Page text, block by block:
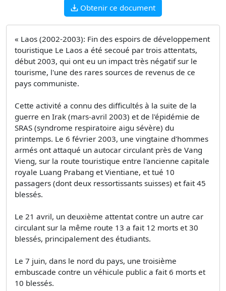
Obtenir ce document
« Laos (2002-2003): Fin des espoirs de développement
touristique Le Laos a été secoué par trois attentats,
début 2003, qui ont eu un impact très négatif sur le
tourisme, l'une des rares sources de revenus de ce
pays communiste.
Cette activité a connu des difficultés à la suite de la
guerre en Irak (mars-avril 2003) et de l'épidémie de
SRAS (syndrome respiratoire aigu sévère) du
printemps. Le 6 février 2003, une vingtaine d'hommes
armés ont attaqué un autocar circulant près de Vang
Vieng, sur la route touristique entre l'ancienne capitale
royale Luang Prabang et Vientiane, et tué 10
passagers (dont deux ressortissants suisses) et fait 45
blessés.
Le 21 avril, un deuxième attentat contre un autre car
circulant sur la même route 13 a fait 12 morts et 30
blessés, principalement des étudiants.
Le 7 juin, dans le nord du pays, une troisième
embuscade contre un véhicule public a fait 6 morts et
10 blessés.